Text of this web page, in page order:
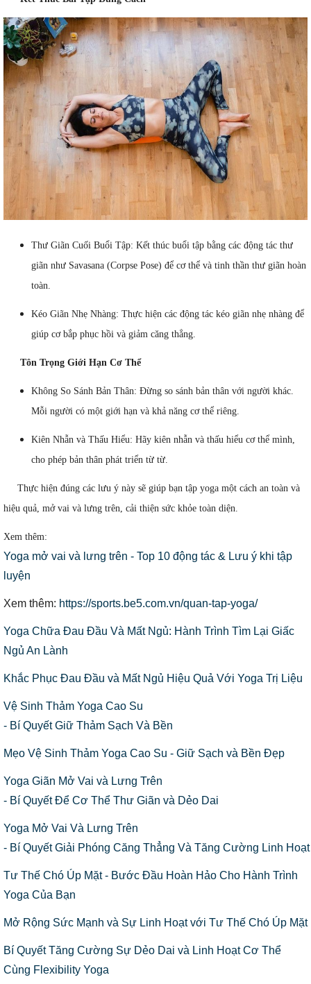
Thư Giãn Cuối Buổi Tập: Kết thúc buổi tập bằng các động tác thư
giãn như Savasana (Corpse Pose) để cơ thể và tinh thần thư giãn hoàn
toàn.
Kéo Giãn Nhẹ Nhàng: Thực hiện các động tác kéo giãn nhẹ nhàng để
giúp cơ bắp phục hồi và giảm căng thẳng.
Tôn Trọng Giới Hạn Cơ Thể
Không So Sánh Bản Thân: Đừng so sánh bản thân với người khác.
Mỗi người có một giới hạn và khả năng cơ thể riêng.
Kiên Nhẫn và Thấu Hiểu: Hãy kiên nhẫn và thấu hiểu cơ thể mình,
cho phép bản thân phát triển từ từ.
Thực hiện đúng các lưu ý này sẽ giúp bạn tập yoga một cách an toàn và
hiệu quả, mở vai và lưng trên, cải thiện sức khỏe toàn diện.
Xem thêm:
Yoga mở vai và lưng trên - Top 10 động tác & Lưu ý khi tập
luyện
Xem thêm: https://sports.be5.com.vn/quan-tap-yoga/
Yoga Chữa Đau Đầu Và Mất Ngủ: Hành Trình Tìm Lại Giấc
Ngủ An Lành
Khắc Phục Đau Đầu và Mất Ngủ Hiệu Quả Với Yoga Trị Liệu
Vệ Sinh Thảm Yoga Cao Su
- Bí Quyết Giữ Thảm Sạch Và Bền
Mẹo Vệ Sinh Thảm Yoga Cao Su - Giữ Sạch và Bền Đẹp
Yoga Giãn Mở Vai và Lưng Trên
- Bí Quyết Để Cơ Thể Thư Giãn và Dẻo Dai
Yoga Mở Vai Và Lưng Trên
- Bí Quyết Giải Phóng Căng Thẳng Và Tăng Cường Linh Hoạt
Tư Thế Chó Úp Mặt - Bước Đầu Hoàn Hảo Cho Hành Trình
Yoga Của Bạn
Mở Rộng Sức Mạnh và Sự Linh Hoạt với Tư Thế Chó Úp Mặt
Bí Quyết Tăng Cường Sự Dẻo Dai và Linh Hoạt Cơ Thể
Cùng Flexibility Yoga